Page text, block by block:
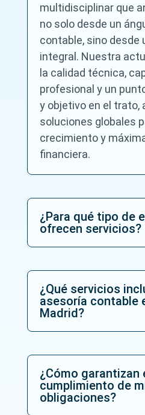
multidisciplinar que
no solo desde un
contable, sino desde
integral. Nuestra
la calidad técnica,
profesional y un
y objetivo en el trato,
soluciones globales
crecimiento y
financiera.
¿Para qué tipo de
ofrecen servicios?
¿Qué servicios
asesoría contable
Madrid?
¿Cómo garantizan
cumplimiento de
obligaciones?